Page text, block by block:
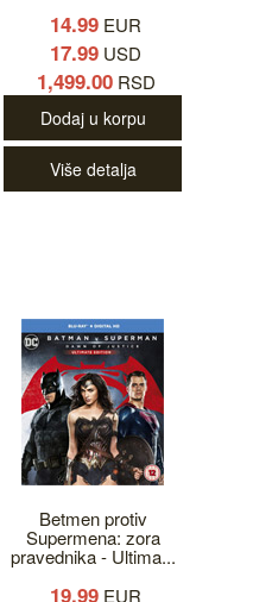
14.99 EUR
17.99 USD
1,499.00RSD
Dodaj u korpu
Više detalja
Betmen protiv
Supermena: zora
pravednika - Ultima...
19.99 EUR